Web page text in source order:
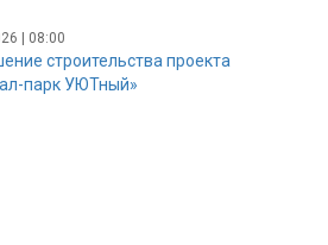
| 08:00
строительства проекта
парк УЮТный»